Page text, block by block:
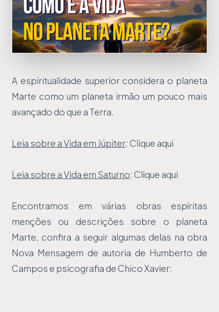
A espiritualidade superior considera o planeta
Marte como um planeta irmão um pouco mais
avançado do que a Terra.
Leia sobre a Vida em Júpiter: Clique aqui
Leia sobre a Vida em Saturno: Clique aqui
Encontramos em várias obras espíritas
menções ou descrições sobre o planeta
Marte, confira a seguir algumas delas na obra
Nova Mensagem de autoria de Humberto de
Campos e psicografia de Chico Xavier: